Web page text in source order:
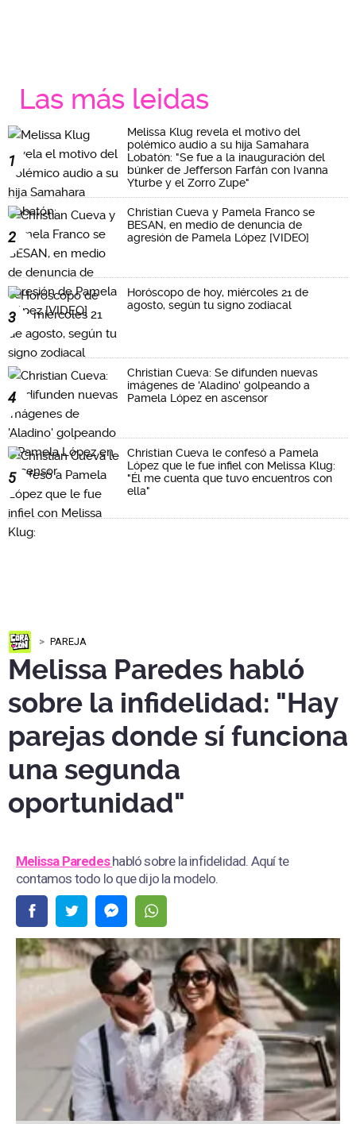
Las más leidas
1
Melissa Klug revela el motivo del
polémico audio a su hija Samahara
Lobatón: "Se fue a la inauguración del
búnker de Jefferson Farfán con Ivanna
Yturbe y el Zorro Zupe"
2
Christian Cueva y Pamela Franco se
BESAN, en medio de denuncia de
agresión de Pamela López [VIDEO]
3
Horóscopo de hoy, miércoles 21 de
agosto, según tu signo zodiacal
4
Christian Cueva: Se difunden nuevas
imágenes de 'Aladino' golpeando a
Pamela López en ascensor
5
Christian Cueva le confesó a Pamela
López que le fue infiel con Melissa Klug:
"Él me cuenta que tuvo encuentros con
ella"
PAREJA
Melissa Paredes habló
sobre la infidelidad: "Hay
parejas donde sí funciona
una segunda
oportunidad"
Melissa Paredeshabló sobre la infidelidad. Aquí te
contamos todo lo que dijo la modelo.